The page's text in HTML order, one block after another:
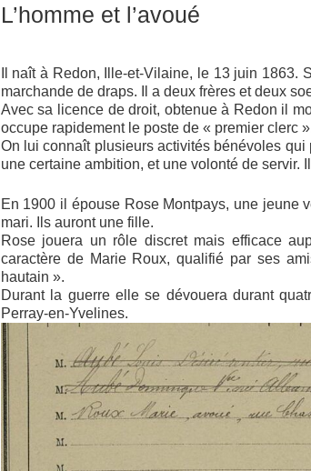
L’homme et l’avoué
Il naît à Redon, Ille-et-Vilaine, le 13 juin 1863.
marchande de draps. Il a deux frères et deux
Avec sa licence de droit, obtenue à Redon il
occupe rapidement le poste de « premier clerc
On lui connaît plusieurs activités bénévoles
une certaine ambition, et une volonté de servir.
En 1900 il épouse Rose Montpays, une jeune
mari. Ils auront une fille.
Rose jouera un rôle discret mais efficace
caractère de Marie Roux, qualifié par ses
hautain ».
Durant la guerre elle se dévouera durant
Perray-en-Yvelines.